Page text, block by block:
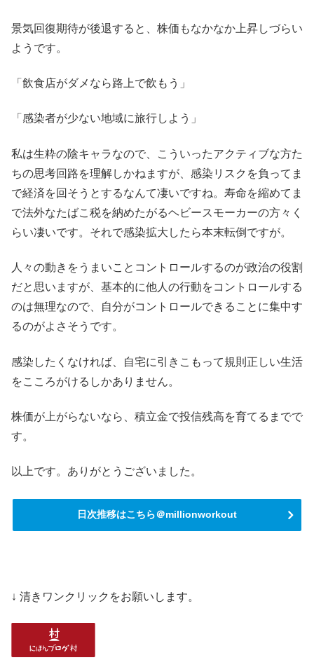
景気回復期待が後退すると、株価もなかなか上昇しづらい
ようです。
「飲食店がダメなら路上で飲もう」
「感染者が少ない地域に旅行しよう」
私は生粋の陰キャラなので、こういったアクティブな方た
ちの思考回路を理解しかねますが、感染リスクを負ってま
で経済を回そうとするなんて凄いですね。寿命を縮めてま
で法外なたばこ税を納めたがるヘビースモーカーの方々く
らい凄いです。それで感染拡大したら本末転倒ですが。
人々の動きをうまいことコントロールするのが政治の役割
だと思いますが、基本的に他人の行動をコントロールする
のは無理なので、自分がコントロールできることに集中す
るのがよさそうです。
感染したくなければ、自宅に引きこもって規則正しい生活
をこころがけるしかありません。
株価が上がらないなら、積立金で投信残高を育てるまでで
す。
以上です。ありがとうございました。
日次推移はこちら＠millionworkout
↓ 清きワンクリックをお願いします。